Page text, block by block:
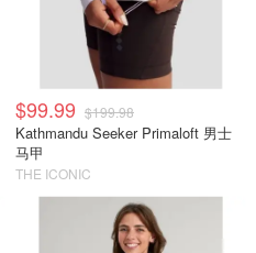
$99.99 $199.98
Kathmandu Seeker Primaloft 男士
马甲
THE ICONIC